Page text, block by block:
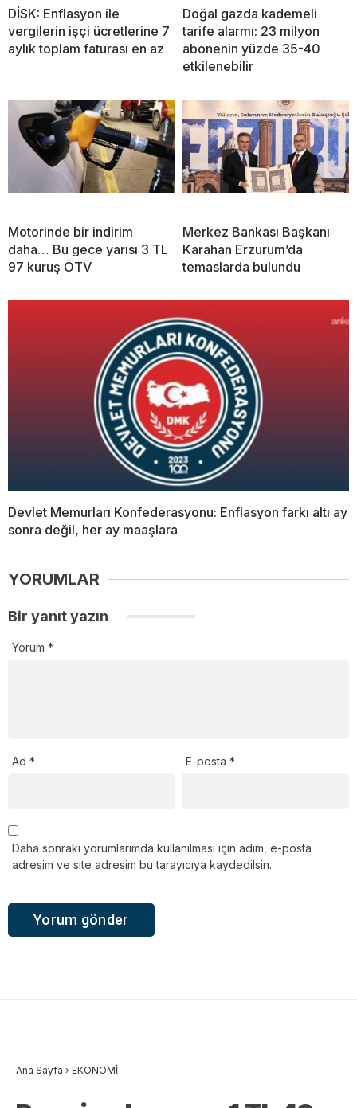
DİSK: Enflasyon ile
vergilerin işçi ücretlerine 7
aylık toplam faturası en az
Doğal gazda kademeli
tarife alarmı: 23 milyon
abonenin yüzde 35-40
etkilenebilir
Motorinde bir indirim
daha… Bu gece yarısı 3 TL
97 kuruş ÖTV
Merkez Bankası Başkanı
Karahan Erzurum’da
temaslarda bulundu
Devlet Memurları Konfederasyonu: Enflasyon farkı altı ay
sonra değil, her ay maaşlara
YORUMLAR
Bir yanıt yazın
Yorum *
Ad * E-posta*
Daha sonraki yorumlarımda kullanılması için adım, e-posta
adresim ve site adresim bu tarayıcıya kaydedilsin.
Ana Sayfa › EKONOMİ